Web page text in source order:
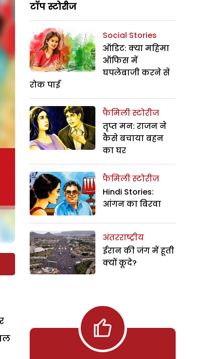
टॉप स्टोरीज
Social Stories
ऑडिट: क्या महिमा
ऑफिस में
घपलेबाजी करने से
रोक पाई
फैमिली स्टोरीज
तृप्त मन: राजन ने
कैसे बचाया बहन
का घर
फैमिली स्टोरीज
Hindi Stories:
आंगन का बिरवा
अंतरराष्ट्रीय
ईरान की जंग में हूती
क्यों कूदे?